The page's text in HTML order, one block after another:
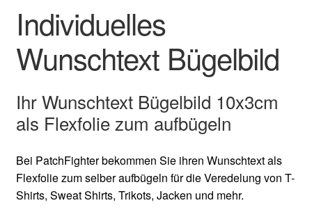
Individuelles
Wunschtext Bügelbild
Ihr Wunschtext Bügelbild 10x3cm
als Flexfolie zum aufbügeln
Bei PatchFighter bekommen Sie ihren Wunschtext als
Flexfolie zum selber aufbügeln für die Veredelung von T-
Shirts, Sweat Shirts, Trikots, Jacken und mehr.